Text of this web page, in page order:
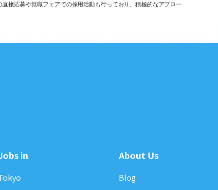
接応募や就職フェアでの採用活動も行っており、積極的なアプロー
in About Us
Blog